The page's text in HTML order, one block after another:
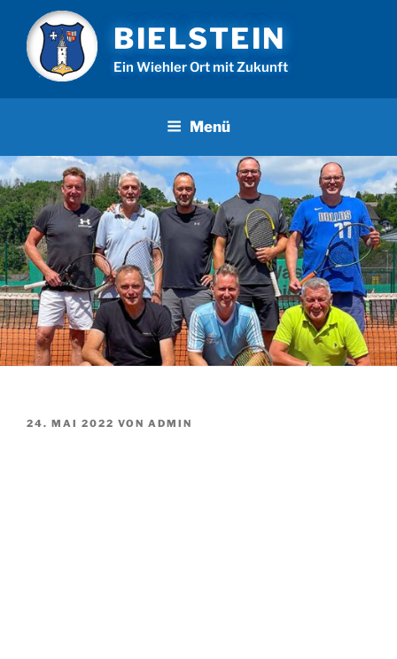
Inhalt
springen
BIELSTEIN
Ein Wiehler Ort mit Zukunft
Menü
VERÖFFENTLICHT
24. MAI 2022 VON ADMIN